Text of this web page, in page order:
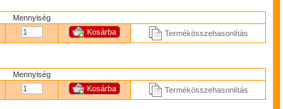
Mennyiség
Termékösszehasonlítás
Mennyiség
Termékösszehasonlítás